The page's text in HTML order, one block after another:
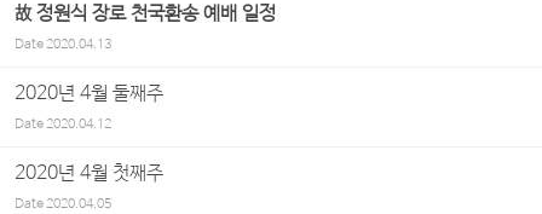
故 정원식 장로 천국환송 예배 일정
Date2020.04.13
2020년 4월 둘째주
Date2020.04.12
2020년 4월 첫째주
Date2020.04.05